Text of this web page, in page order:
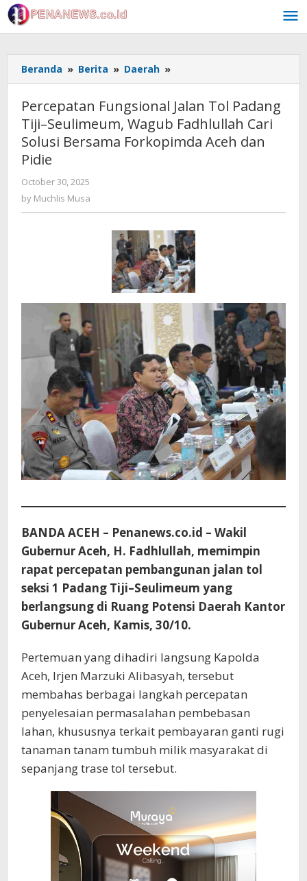
Skip
to
content
Beranda » Berita » Daerah »
Fungsional
Tol
Padang
Tiji–
Solusi
Forkopimda
Aceh
dan
Pidie
Percepatan Fungsional Jalan Tol Padang
Tiji–Seulimeum, Wagub Fadhlullah Cari
Solusi Bersama Forkopimda Aceh dan
Pidie
October 30, 2025
by Muchlis Musa
BANDA ACEH – Penanews.co.id – Wakil
Gubernur Aceh, H. Fadhlullah, memimpin
rapat percepatan pembangunan jalan tol
seksi 1 Padang Tiji–Seulimeum yang
berlangsung di Ruang Potensi Daerah Kantor
Gubernur Aceh, Kamis, 30/10.
Pertemuan yang dihadiri langsung Kapolda
Aceh, Irjen Marzuki Alibasyah, tersebut
membahas berbagai langkah percepatan
penyelesaian permasalahan pembebasan
lahan, khususnya terkait pembayaran ganti rugi
tanaman tanam tumbuh milik masyarakat di
sepanjang trase tol tersebut.